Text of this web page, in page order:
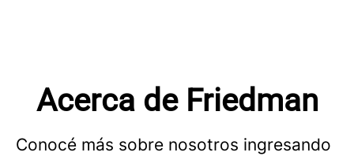
Acerca de Friedman
Conocé más sobre nosotros ingresando